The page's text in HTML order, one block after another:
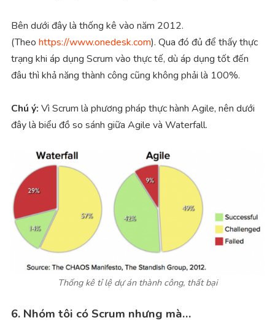
Bên dưới đây là thống kê vào năm 2012.
(Theo https://www.onedesk.com). Qua đó đủ để thấy thực
trạng khi áp dụng Scrum vào thực tế, dù áp dụng tốt đến
đâu thì khả năng thành công cũng không phải là 100%.
Chú ý: Vì Scrum là phương pháp thực hành Agile, nên dưới
đây là biểu đồ so sánh giữa Agile và Waterfall.
Thống kê tỉ lệ dự án thành công, thất bại
6. Nhóm tôi có Scrum nhưng mà…